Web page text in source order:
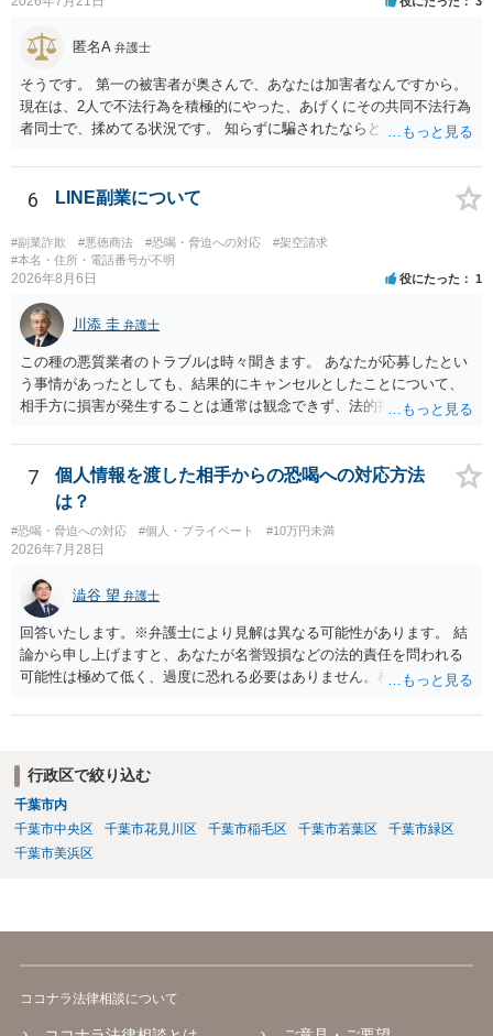
に伝えるのが良い対処法と思います。
匿名A 弁護士
そうです。 第一の被害者が奥さんで、あなたは加害者なんですから。
現在は、2人で不法行為を積極的にやった、あげくにその共同不法行為
者同士で、揉めてる状況です。 知らずに騙されたならともか
というだけですから。
6 LINE副業について
#副業詐欺 #悪徳商法 #恐喝・脅迫への対応
#架空請求
#本名・住所・電話番号が不明
2026年8月6日 役にたった 1
川添 圭 弁護士
この種の悪質業者のトラブルは時々聞きます。 あなたが応募したとい
う事情があったとしても、結果的にキャンセルとしたことについて、
相手方に損害が発生することは通常は観念できず、法的措置を採って
ず、最寄りの消費生活センターへ相談し、連絡を無視してよいかどう
かのアドバイスを受けられることをお勧めします。しつこいようであ
れば、弁護士へ依頼して警告してもらうことも必要になるかもしれま
せん。
7
個人情報を渡した相手からの恐喝への対応方法
は？
#恐喝・脅迫への対応 #個人・プライベート #10万円未満
2026年7月28日
澁谷 望 弁護士
回答いたします。※弁護士により見解は異なる可能性があります。 結
論から申し上げますと、あなたが名誉毀損などの法的責任を問われる
可能性は極めて低く、過度に恐れる必要はありません。相手の行為こ
は警察の介入を恐れて逃げた可能性が高いと考えられます。 今後の具
取りで「詐欺か」と聞いただけで名誉毀損は成立しません） ・マイナ
ンバー総合フリーダイヤルへ連絡し、カードの一時停止と再発行手続
きを行う ・万が一に備え、会社には「個人情報を悪用されたトラブル
に巻き込まれた」と事前伝えておく すでに警察へ相談済みとのことで
すので、今後別のアカウントから連絡が来ても一切応じず、警察へ追
行政区で絞り込む
千葉市内
千葉市中央区
千葉市花見川区 千葉市稲毛区 千葉市若葉区
千葉市緑区
千葉市美浜区
ココナラ法律相談について